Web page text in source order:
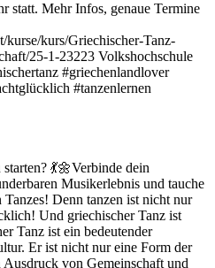
💃🌼Verbinde dein
Musikerlebnis und tauche
Denn tanzen ist nicht nur
Und griechischer Tanz ist
Tanz ist ein bedeutender
Er ist nicht nur eine Form der
von Gemeinschaft und